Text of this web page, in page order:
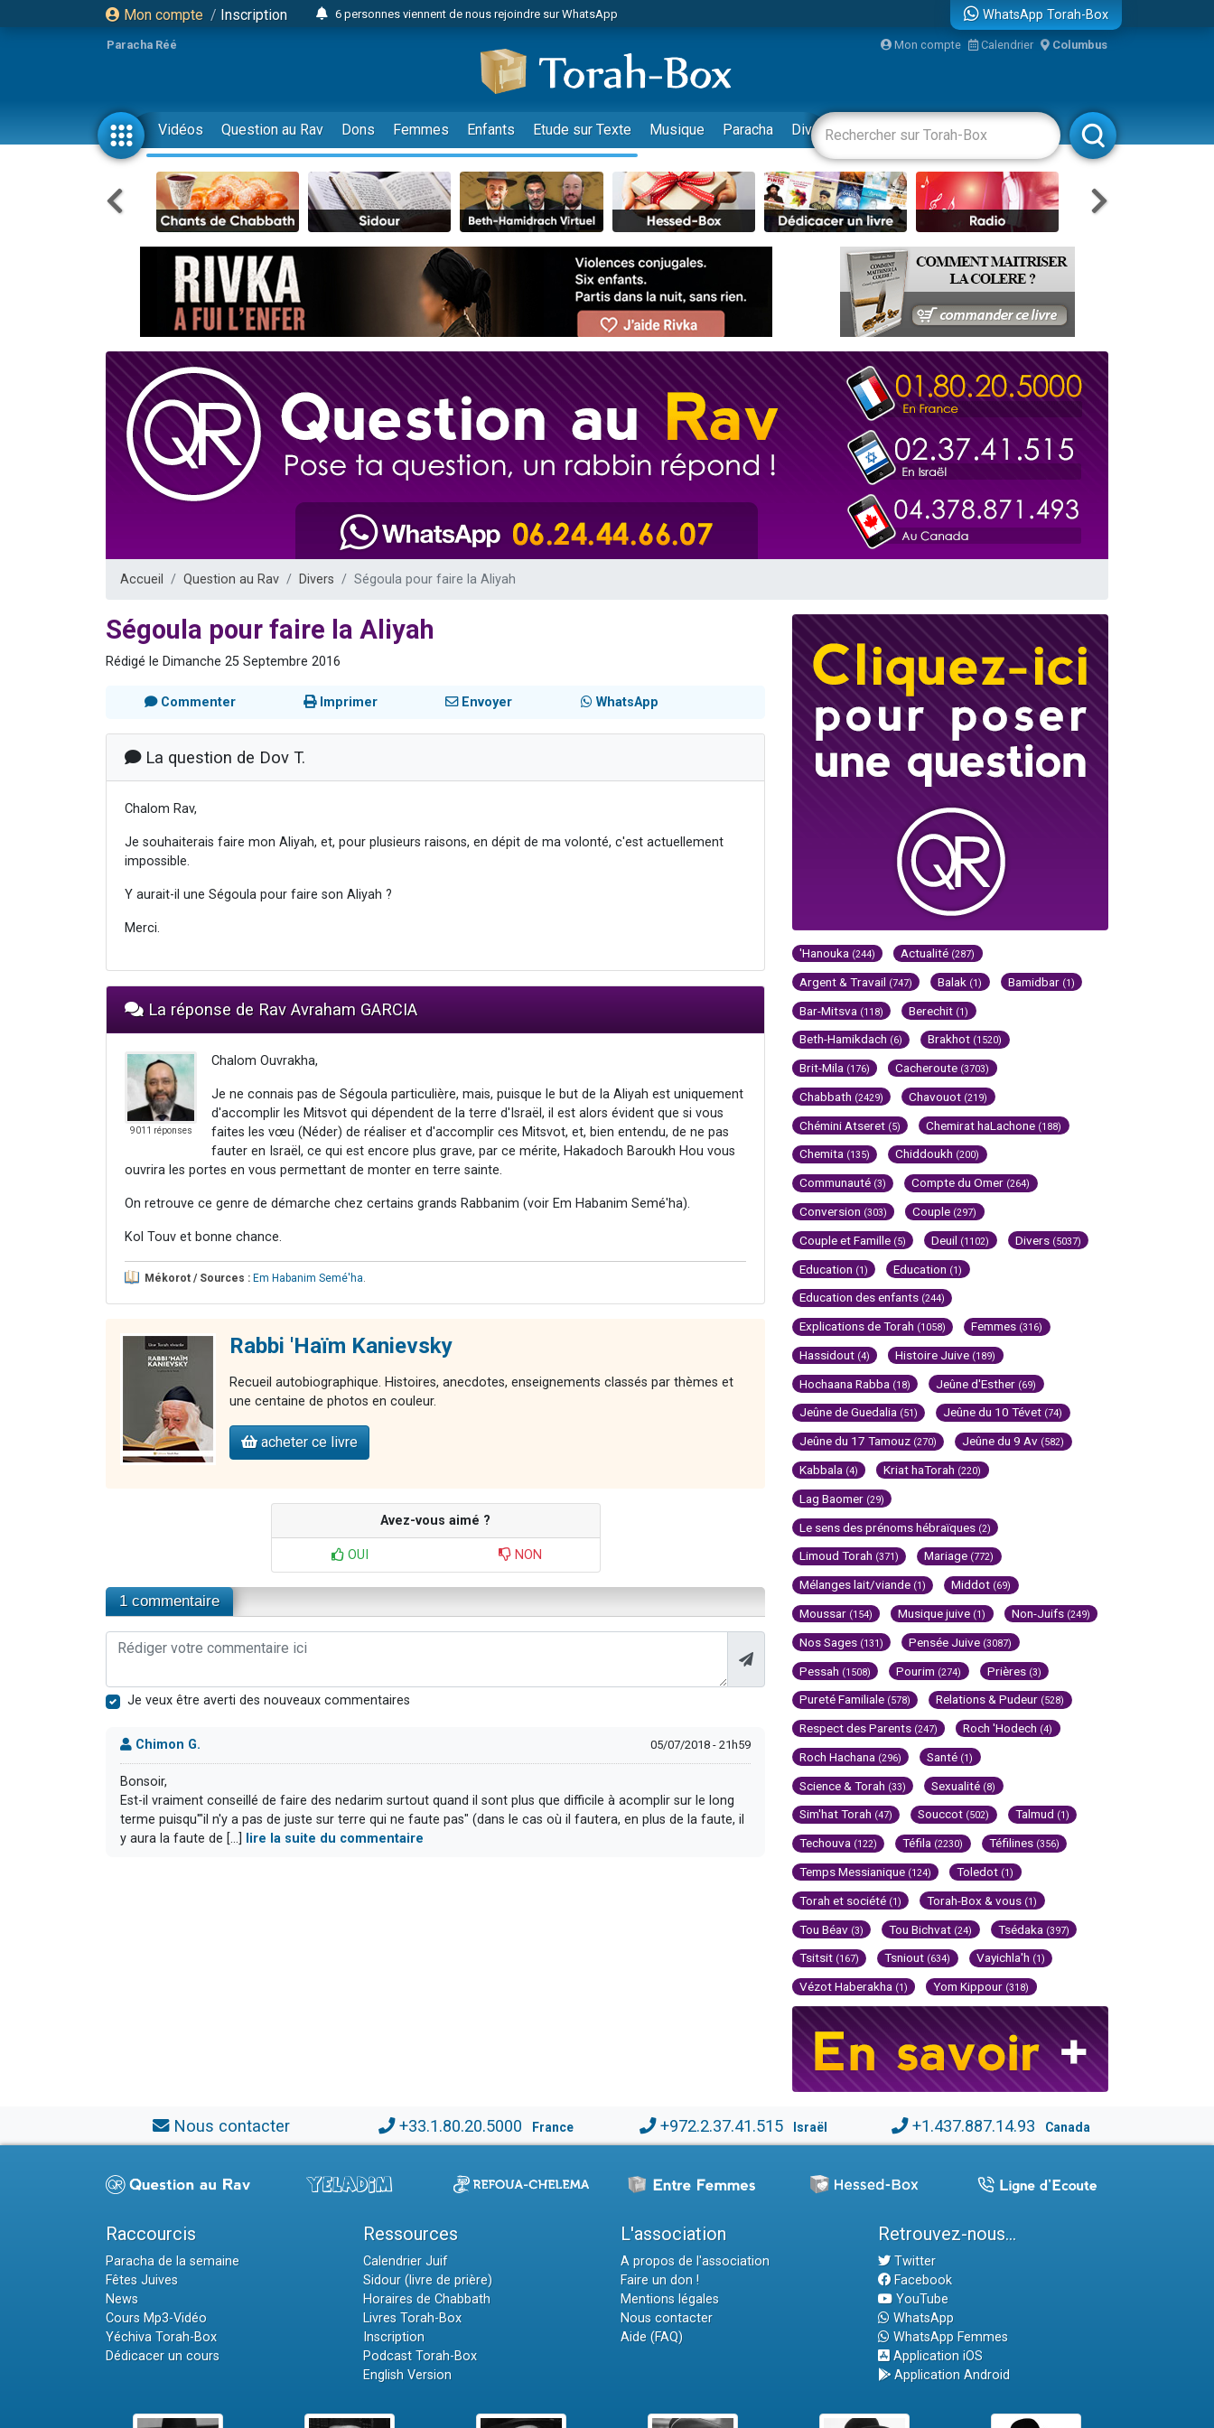
Mon compte / Inscription
6 personnes viennent de nous rejoindre sur WhatsApp
2 personnes viennent de faire un don pour 1 Journée de Vacances Pour les Enfants
17 personnes viennent de demander une bénédiction
4 personnes viennent de nous rejoindre sur WhatsApp
Il reste 49 places pour étudier en groupe sur Zoom
23 personnes viennent de faire un don pour Diane, 80 ans, dans un appartement insalubre
Eva vient de donner son Maasser
4 personnes viennent de nous rejoindre sur WhatsApp
3 personnes viennent de nous rejoindre sur WhatsApp
3 personnes viennent de faire un don pour 5 jours de vacances aux Orphelins
Odaya vient de donner son Maasser
13 personnes viennent de demander une bénédiction
2 personnes viennent de nous rejoindre sur WhatsApp
30 personnes viennent de faire un don pour Sauvez la jambe de Yohan
Il reste 49 places pour étudier en groupe sur Zoom
3 personnes viennent de nous rejoindre sur WhatsApp
2 personnes viennent de nous rejoindre sur WhatsApp
2 personnes viennent de nous rejoindre sur WhatsApp
WhatsApp Torah-Box
Paracha Réé Mon compte Calendrier Columbus
Vidéos Question au Rav Dons Femmes Enfants Etude sur Texte Musique Paracha Divertissements Livres Rabbanim
Accueil Question au Rav Divers Ségoula pour faire la Aliyah
Ségoula pour faire la Aliyah
Rédigé le Dimanche 25 Septembre 2016
Commenter Imprimer Envoyer WhatsApp
La question de Dov T.
Chalom Rav,
Je souhaiterais faire mon Aliyah, et, pour plusieurs raisons, en dépit de ma volonté, c'est actuellement
impossible.
Y aurait-il une Ségoula pour faire son Aliyah ?
Merci.
La réponse de Rav Avraham GARCIA
9011 réponses
Chalom Ouvrakha,
Je ne connais pas de Ségoula particulière, mais, puisque le but de la Aliyah est uniquement
d'accomplir les Mitsvot qui dépendent de la terre d'Israël, il est alors évident que si vous
faites les vœu (Néder) de réaliser et d'accomplir ces Mitsvot, et, bien entendu, de ne pas
fauter en Israël, ce qui est encore plus grave, par ce mérite, Hakadoch Baroukh Hou vous
ouvrira les portes en vous permettant de monter en terre sainte.
On retrouve ce genre de démarche chez certains grands Rabbanim (voir Em Habanim Semé'ha).
Kol Touv et bonne chance.
Mékorot / Sources : Em Habanim Semé'ha
Rabbi 'Haïm Kanievsky
Recueil autobiographique. Histoires, anecdotes, enseignements classés par thèmes et
une centaine de photos en couleur.
acheter ce livre
Avez-vous aimé ?
OUI NON
1 commentaire
Je veux être averti des nouveaux commentaires
Chimon G. 05/07/2018 - 21h59
Bonsoir,
Est-il vraiment conseillé de faire des nedarim surtout quand il sont plus que difficile à acomplir sur le long
terme puisqu'"il n'y a pas de juste sur terre qui ne faute pas" (dans le cas où il fautera, en plus de la faute, il
y aura la faute de [...]
lire la suite du commentaire
'Hanouka (244) Actualité (287)
Argent & Travail (747) Balak (1) Bamidbar (1)
Bar-Mitsva (118) Berechit (1)
Beth-Hamikdach (6) Brakhot (1520)
Brit-Mila (176) Cacheroute (3703)
Chabbath (2429) Chavouot (219)
Chémini Atseret (5) Chemirat haLachone (188)
Chemita (135) Chiddoukh (200)
Communauté (3) Compte du Omer (264)
Conversion (303) Couple (297)
Couple et Famille (5) Deuil (1102) Divers (5037)
Education (1) Education (1)
Education des enfants (244)
Explications de Torah (1058) Femmes (316)
Hassidout (4) Histoire Juive (189)
Hochaana Rabba (18) Jeûne d'Esther (69)
Jeûne de Guedalia (51) Jeûne du 10 Tévet (74)
Jeûne du 17 Tamouz (270) Jeûne du 9 Av (582)
Kabbala (4) Kriat haTorah (220)
Lag Baomer (29)
Le sens des prénoms hébraïques (2)
Limoud Torah (371) Mariage (772)
Mélanges lait/viande (1) Middot (69)
Moussar (154) Musique juive (1) Non-Juifs (249)
Nos Sages (131) Pensée Juive (3087)
Pessah (1508) Pourim (274) Prières (3)
Pureté Familiale (578) Relations & Pudeur (528)
Respect des Parents (247) Roch 'Hodech (4)
Roch Hachana (296) Santé (1)
Science & Torah (33) Sexualité (8)
Sim'hat Torah (47) Souccot (502) Talmud (1)
Techouva (122) Téfila (2230) Téfilines (356)
Temps Messianique (124) Toledot (1)
Torah et société (1) Torah-Box & vous (1)
Tou Béav (3) Tou Bichvat (24) Tsédaka (397)
Tsitsit (167) Tsniout (634) Vayichla'h (1)
Vézot Haberakha (1) Yom Kippour (318)
Nous contacter +33.1.80.20.5000 France +972.2.37.41.515 Israël +1.437.887.14.93 Canada
Raccourcis
Paracha de la semaine
Fêtes Juives
News
Cours Mp3-Vidéo
Yéchiva Torah-Box
Dédicacer un cours
Ressources
Calendrier Juif
Sidour (livre de prière)
Horaires de Chabbath
Livres Torah-Box
Inscription
Podcast Torah-Box
English Version
L'association
A propos de l'association
Faire un don !
Mentions légales
Nous contacter
Aide (FAQ)
Retrouvez-nous...
Twitter
Facebook
YouTube
WhatsApp
WhatsApp Femmes
Application iOS
Application Android